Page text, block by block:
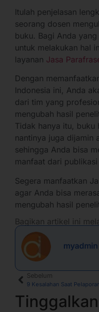
Itulah penjelasan
seorang dosen
buku. Bagi Anda
untuk melakukan hal
layanan Jasa
Dengan
Indonesia ini, Anda
dari tim yang
mengubah hasil
Tidak hanya itu,
nantinya juga dijamin
sehingga Anda bisa
manfaat dari
Segera manfaatkan
agar Anda bisa
mengubah hasil
Bagikan artikel ini
myadmin
Sebelum